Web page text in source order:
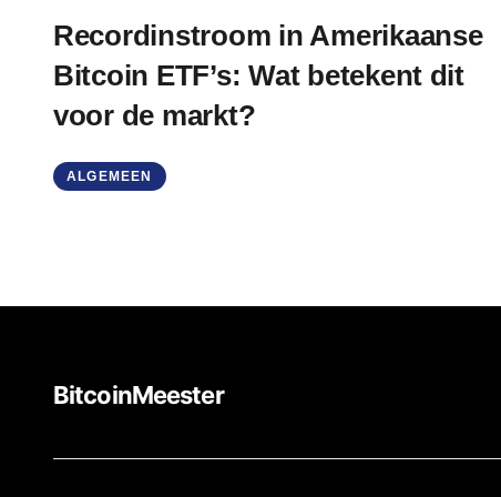
Recordinstroom in Amerikaanse
Bitcoin ETF’s: Wat betekent dit
voor de markt?
ALGEMEEN
BitcoinMeester